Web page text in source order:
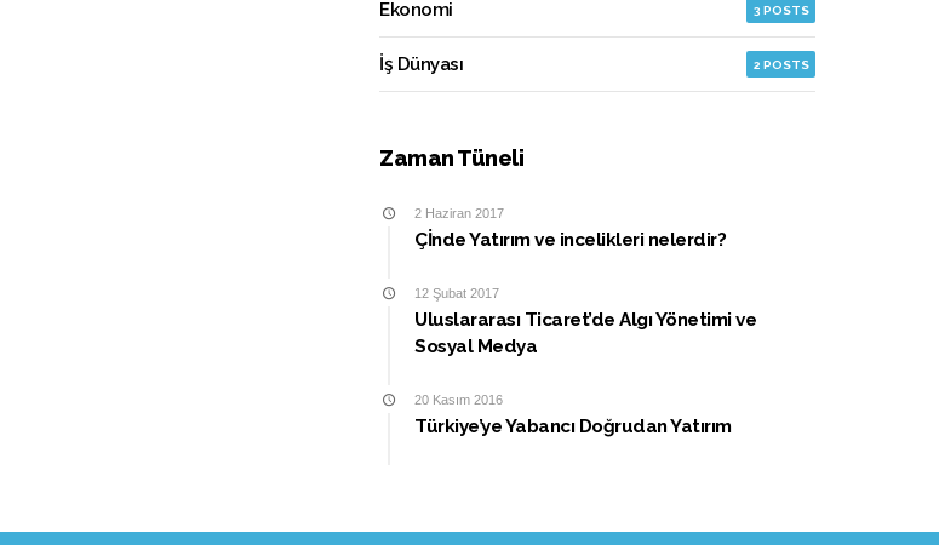
Ekonomi 3 POSTS
İş Dünyası 2 POSTS
Zaman Tüneli
2 Haziran 2017
Çİnde Yatırım ve incelikleri nelerdir?
12 Şubat 2017
Uluslararası Ticaret’de Algı Yönetimi ve
Sosyal Medya
20 Kasım 2016
Türkiye’ye Yabancı Doğrudan Yatırım